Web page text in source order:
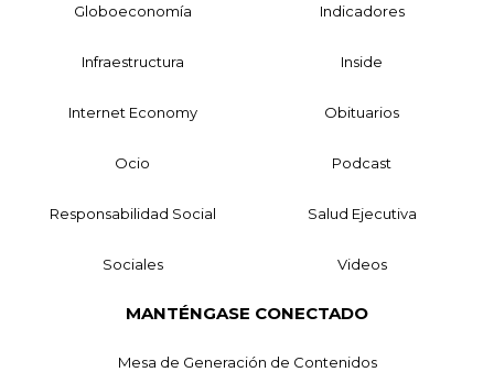
Globoeconomía Indicadores
Infraestructura Inside
Internet Economy Obituarios
Ocio Podcast
Responsabilidad Social Salud Ejecutiva
Sociales Videos
MANTÉNGASE CONECTADO
Mesa de Generación de Contenidos